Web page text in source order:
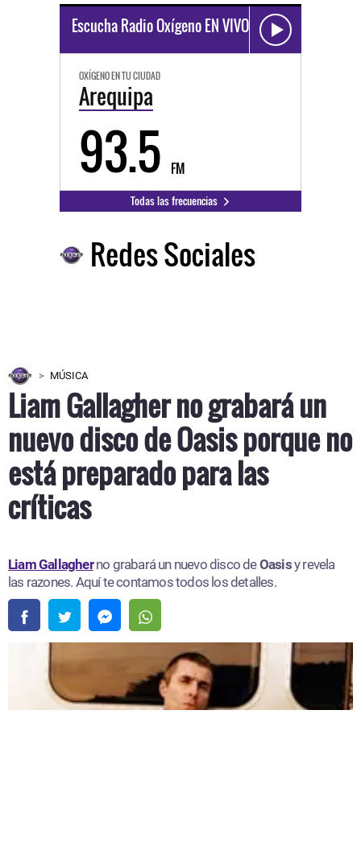
Escucha Radio Oxígeno EN VIVO
OXÍGENO EN TU CIUDAD
Arequipa
93.5 FM
Todas las frecuencias
Redes Sociales
MÚSICA
Liam Gallagher no grabará un
nuevo disco de Oasis porque no
está preparado para las
críticas
Liam Gallagher no grabará un nuevo disco de Oasis
y revela
las razones. Aquí te contamos todos los detalles.